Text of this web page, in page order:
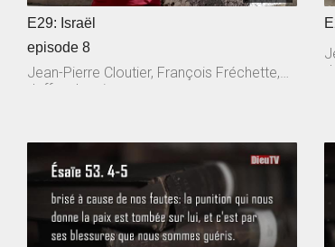
E29: Israël
episode 8
Jean-Pierre Cloutier, François Fréchette,
Jeffrey Laurin